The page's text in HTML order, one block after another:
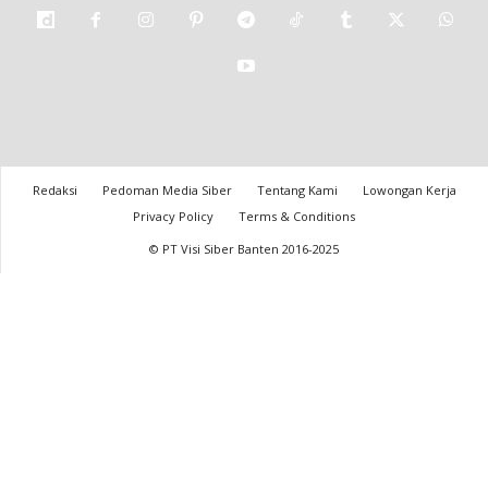
Redaksi Pedoman Media Siber Tentang Kami
Lowongan Kerja
Privacy Policy
Terms & Conditions
© PT Visi Siber Banten 2016-2025